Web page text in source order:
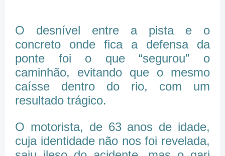
O desnível entre a pista e o
concreto onde fica a defensa da
ponte foi o que “segurou” o
caminhão, evitando que o mesmo
caísse dentro do rio, com um
resultado trágico.
O motorista, de 63 anos de idade,
cuja identidade não nos foi revelada,